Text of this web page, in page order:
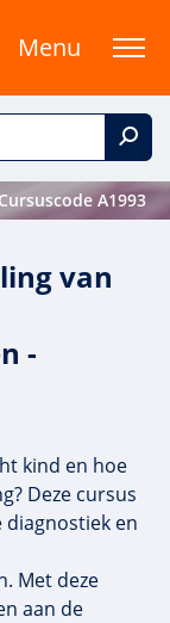
Menu
Cursuscode A1993
van
-
kind en hoe
Deze cursus
en
Met deze
aan de